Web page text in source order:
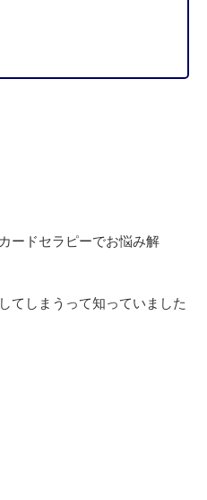
ードセラピーでお悩み解
てしまうって知っていました